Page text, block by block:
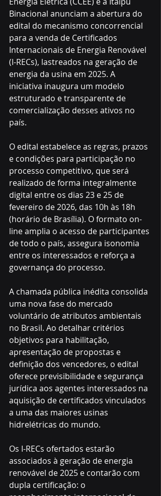
Binacional anunciam a abertura do
edital do mecanismo concorrencial
para a venda de Certificados
Internacionais de Energia Renovável
(I-RECs), lastreados na geração de
energia da usina em 2025. A
iniciativa inaugura um modelo
estruturado e transparente de
comercialização desses ativos no
país.
O edital estabelece as regras, prazos
e condições para participação no
processo competitivo, que será
realizado de forma integralmente
digital entre os dias 23 e 25 de
fevereiro de 2026, das 10h às 18h
(horário de Brasília). O formato on-
line amplia o acesso de participantes
de todo o país, assegura isonomia
entre os interessados e reforça a
A chamada pública inédita consolida
uma nova fase do mercado
voluntário de atributos ambientais
no Brasil. Ao detalhar critérios
objetivos para habilitação,
apresentação de propostas e
definição dos vencedores, o edital
oferece previsibilidade e segurança
jurídica aos agentes interessados na
aquisição de certificados vinculados
a uma das maiores usinas
hidrelétricas do mundo.
Os I-RECs ofertados estarão
associados à geração de energia
renovável de 2025 e contarão com
dupla certificação: o